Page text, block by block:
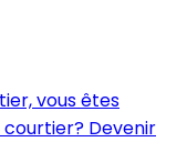
vous êtes
courtier? Devenir